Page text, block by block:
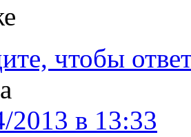
чтобы
2013 в 13:33